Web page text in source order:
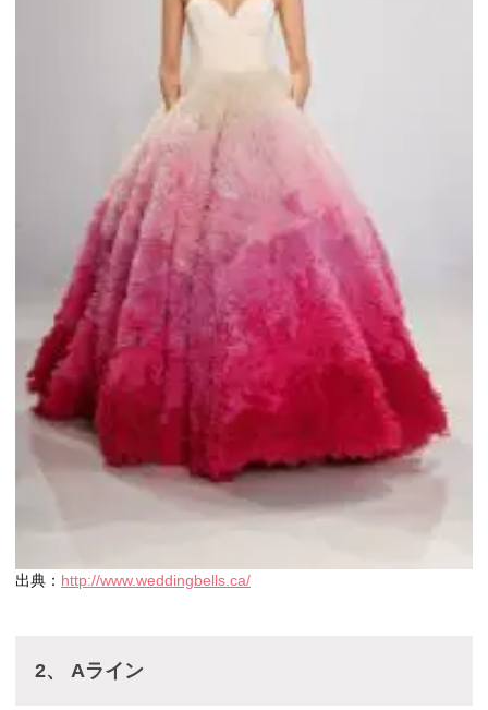
出典： http://www.weddingbells.ca/
2、 Aライン